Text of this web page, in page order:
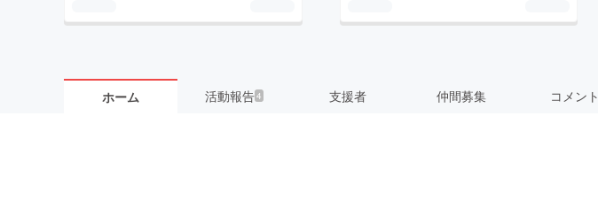
ホーム 活動報告4 支援者 仲間募集 コメント